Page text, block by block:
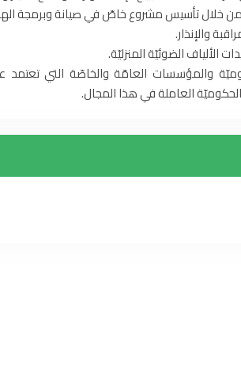
من خلال تأسيس مشروع خاصّ في صيانة وبرمجة
والإنذار.
الألياف الضوئيّة المنزليّة.
والمؤسسات العامّة والخاصّة التي تعتمد على
العاملة في هذا المجال.